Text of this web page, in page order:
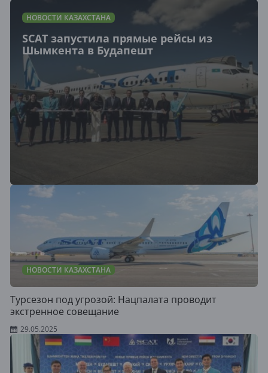
НОВОСТИ КАЗАХСТАНА
SCAT запустила прямые рейсы из
Шымкента в Будапешт
НОВОСТИ КАЗАХСТАНА
Турсезон под угрозой: Нацпалата проводит
экстренное совещание
29.05.2025